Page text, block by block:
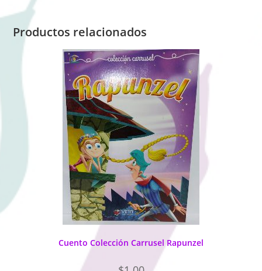
Productos relacionados
Cuento Colección Carrusel Rapunzel